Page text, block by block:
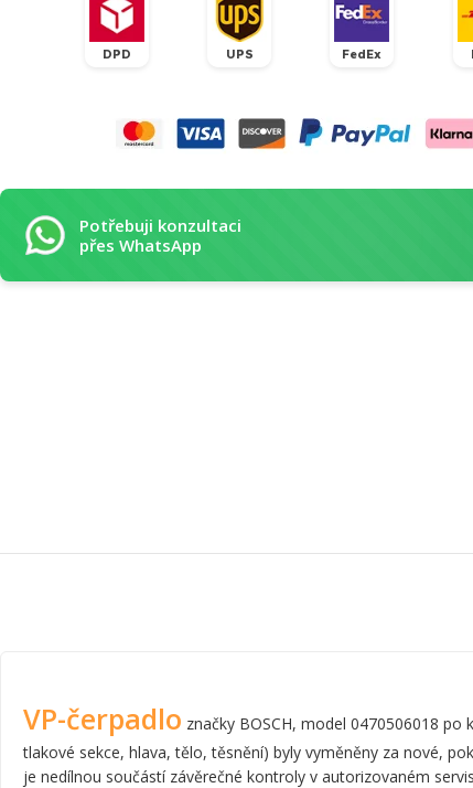
DPD UPS FedEx
Potřebuji konzultaci
přes WhatsApp
VP-čerpadlo značky BOSCH, model 0470506018
tlakové sekce, hlava, tělo, těsnění) byly vyměněny za nové,
je nedílnou součástí závěrečné kontroly v autorizovaném